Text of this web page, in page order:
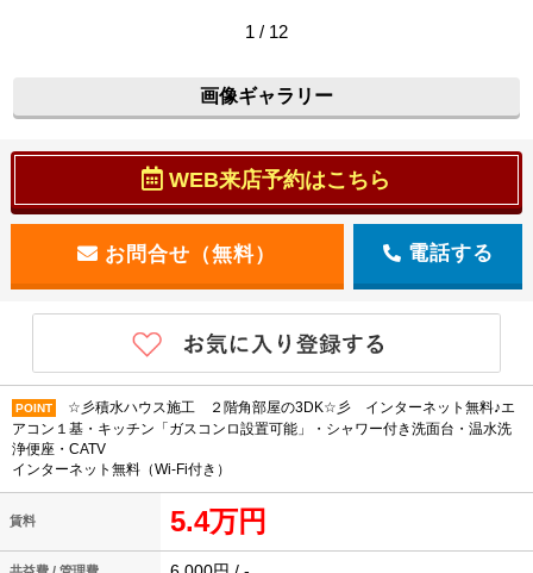
1 / 12
画像ギャラリー
WEB来店予約はこちら
電話する
POINT
☆彡積水ハウス施工 ２階角部屋の3DK☆彡 インターネット無料♪エ
アコン１基・キッチン「ガスコンロ設置可能」・シャワー付き洗面台・温水洗
浄便座・CATV
インターネット無料（Wi-Fi付き）
賃料 5.4万円